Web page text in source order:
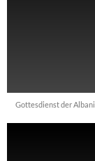
Gottesdienst der